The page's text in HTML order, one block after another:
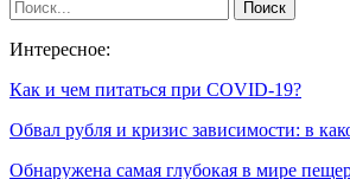
Интересное:
Как и чем питаться при COVID-19?
Обвал рубля и кризис зависимости: в
Обнаружена самая глубокая в мире